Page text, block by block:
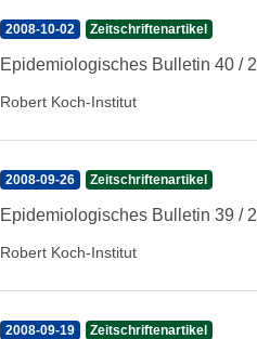
2008-10-02 Zeitschriftenartikel
Epidemiologisches Bulletin 40 /
Robert Koch-Institut
2008-09-26 Zeitschriftenartikel
Epidemiologisches Bulletin 39 /
Robert Koch-Institut
2008-09-19 Zeitschriftenartikel